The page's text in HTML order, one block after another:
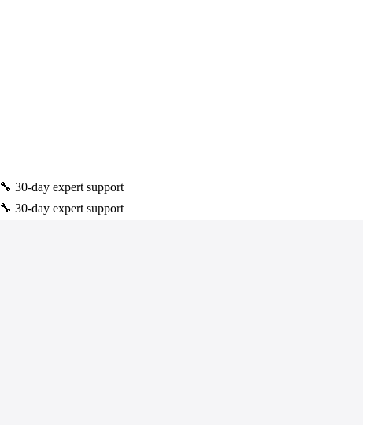
🔧 30-day expert support
🔧 30-day expert support